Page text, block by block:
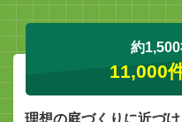
約
11,000